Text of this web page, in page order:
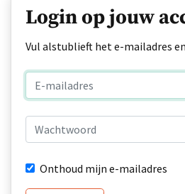
Login op jouw
Vul alstublieft het e-mailadres
Onthoud mijn e-mailadres